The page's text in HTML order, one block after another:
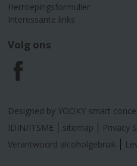
Herroepingsformulier
Interessante links
Volg ons
F
a
c
Designed by YOOKY smart
IDIN/ITSME
sitemap Privacy
Verantwoord alcoholgebruik